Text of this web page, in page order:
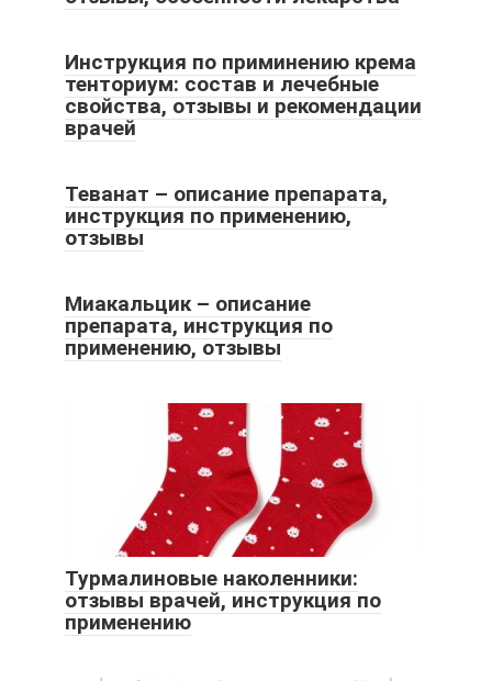
Инструкция по приминению крема
тенториум: состав и лечебные
свойства, отзывы и рекомендации
врачей
Теванат – описание препарата,
инструкция по применению,
отзывы
Миакальцик – описание
препарата, инструкция по
применению, отзывы
Турмалиновые наколенники:
отзывы врачей, инструкция по
применению